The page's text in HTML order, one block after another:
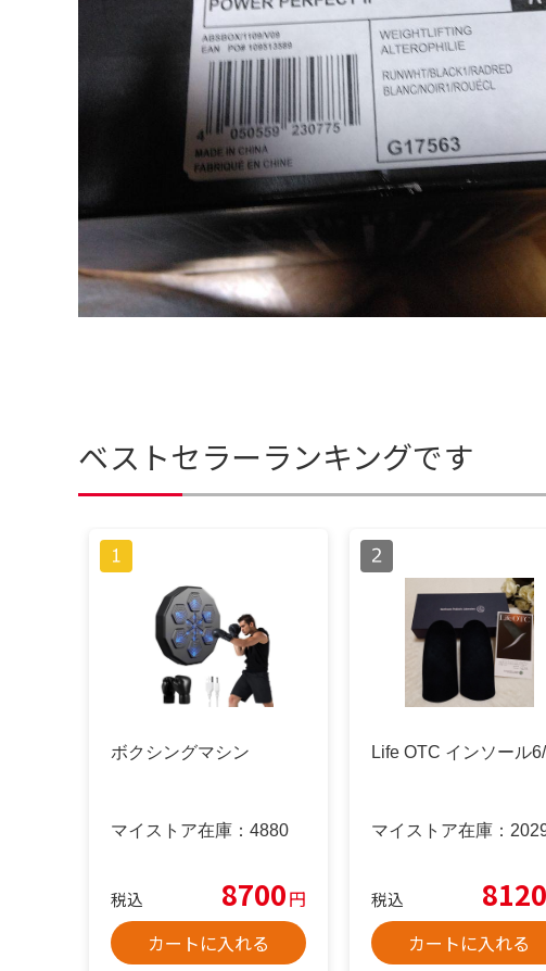
ベストセラーランキングです
ボクシングマシン
マイストア在庫： 4880
税込 8700円
カートに入れる
Life OTC インソール
マイストア在庫：
税込 8120
カートに入れる